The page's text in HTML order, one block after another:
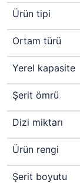
Ürün tipi
Ortam türü
Yerel kapasite
Şerit ömrü
Dizi miktarı
Ürün rengi
Şerit boyutu